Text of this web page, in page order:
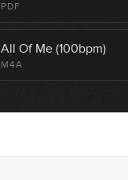
PDF
All Of Me (100bpm)
M4A